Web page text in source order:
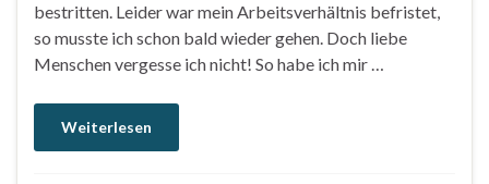
bestritten. Leider war mein Arbeitsverhältnis befristet,
so musste ich schon bald wieder gehen. Doch liebe
Menschen vergesse ich nicht! So habe ich mir …
Weiterlesen